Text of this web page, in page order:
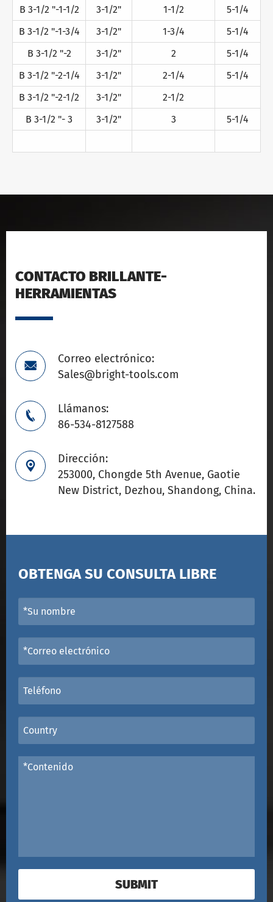
B 3-1/2 "-1-1/2
3-1/2" 1-1/2
5-1/4
B 3-1/2 "-1-3/4
3-1/2" 1-3/4
5-1/4
B 3-1/2 "-2
3-1/2" 2
5-1/4
B 3-1/2 "-2-1/4
3-1/2" 2-1/4
5-1/4
B 3-1/2 "-2-1/2
3-1/2"
2-1/2
B 3-1/2 "- 3
3-1/2" 3 5-1/4
CONTACTO BRILLANTE-
HERRAMIENTAS

Correo electrónico:
Sales@bright-tools.com

Llámanos:
86-534-8127588

Dirección:
253000, Chongde 5th Avenue, Gaotie
New District, Dezhou, Shandong, China.
OBTENGA SU CONSULTA LIBRE
SUBMIT